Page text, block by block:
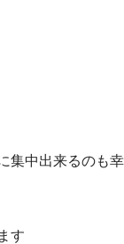
集中出来るのも幸
す